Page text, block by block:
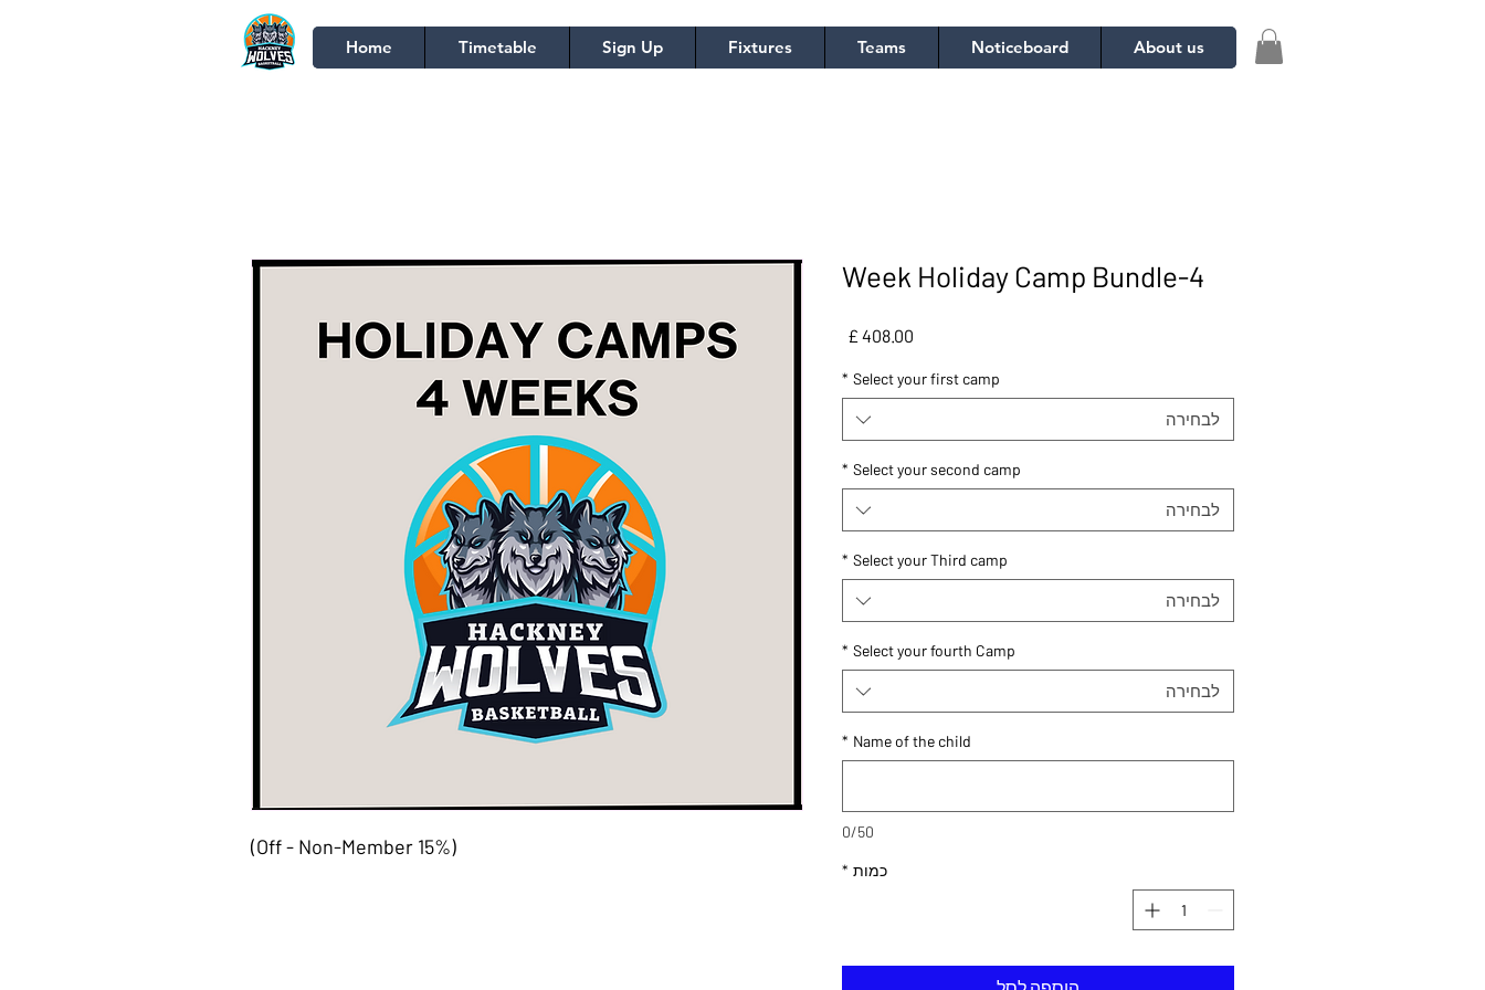
Home Timetable Sign Up Fixtures Teams Noticeboard About us
(15% Off - Non-Member)
4-Week Holiday Camp Bundle
Select your first camp
*
לבחירה
Select your second camp
*
לבחירה
Select your Third camp
*
לבחירה
Select your fourth Camp
*
לבחירה
Name of the child
*
0/50
כמות *